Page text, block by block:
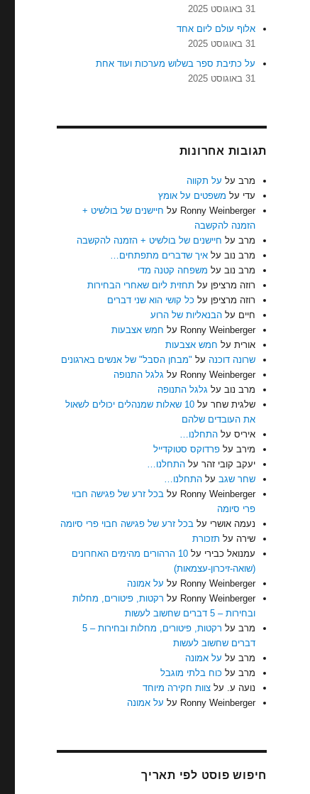
31 באוגוסט 2025
אלוף עולם ליום אחד
31 באוגוסט 2025
על כתיבת ספר בשלוש מערכות ועוד אחת
31 באוגוסט 2025
תגובות אחרונות
מרב על על תקווה
עדי על משפטים על אומץ
Ronny Weinberger על חיישנים של בולשיט +
הזמנה להקשבה
מרב על חיישנים של בולשיט + הזמנה להקשבה
מרב נוב עלאיך שדברים מתפתחים…
מרב נוב על משפחה קטנה מדי
רוזה מרציפן על תחזית ליום שאחרי הבחירות
רוזה מרציפן על כל קושי הוא שני דברים
חיים עלהבנאליות של הרוע
Ronny Weinberger על חמש אצבעות
אורית על חמש אצבעות
שרונה דוכנה על "מבחן הסבל" של אנשים בארגונים
Ronny Weinberger על גלגל התנופה
מרב נוב על גלגל התנופה
שלגית שחר על
10 שאלות שמנהלים יכולים לשאול
את העובדים שלהם
איריס עלהתחלנו…
מירב עלפרדוקס סטוקדייל
יעקב קובי זהר עלהתחלנו…
שחר שגב עלהתחלנו…
Ronny Weinberger עלבכל זרע של פגישה חבוי
פרי סיומה
נעמה אושרי עלבכל זרע של פגישה חבוי פרי סיומה
שירה על תזכורת
עמנואל כבירי על
10 הרהורים מהימים האחרונים
(שואה-זיכרון-עצמאות)
Ronny Weinberger על על אמונה
Ronny Weinberger על רקטות, פיטורים, מחלות
ובחירות – 5 דברים שחשוב לעשות
מרב על
רקטות, פיטורים, מחלות ובחירות – 5
דברים שחשוב לעשות
מרב על על אמונה
מרב על כוח בלתי מוגבל
נועה ע. עלצוות חקירה מיוחד
Ronny Weinberger על על אמונה
חיפוש פוסט לפי תאריך